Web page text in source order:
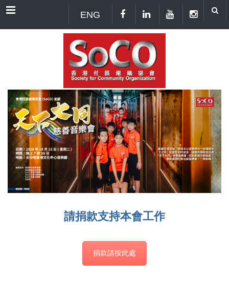
Menu ENG
請捐款支持本會工作
捐款請按此處